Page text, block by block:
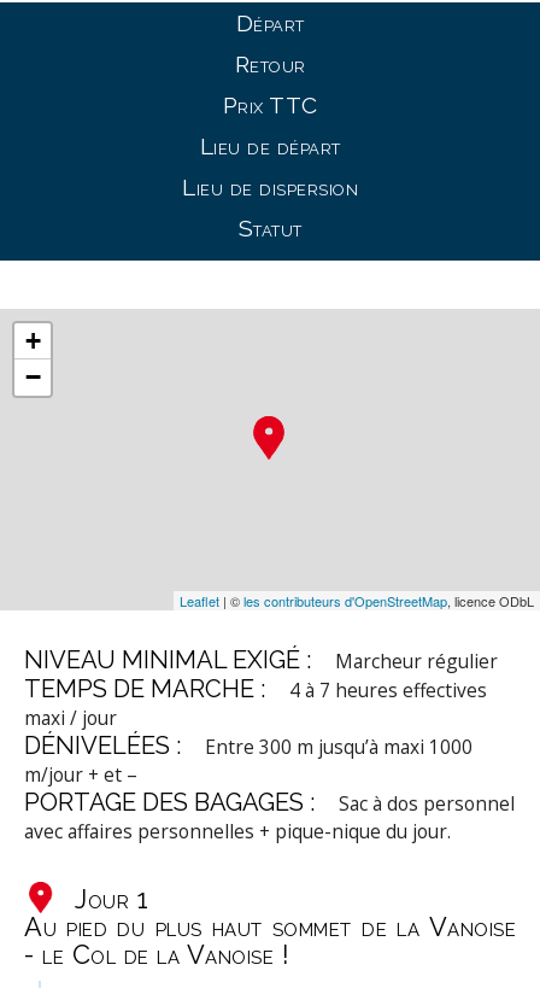
Départ
Retour
Prix TTC
Lieu de départ
Lieu de dispersion
Statut
+
−
Leaflet | ©les contributeurs d'OpenStreetMap, licence ODbL
NIVEAU MINIMAL EXIGÉ : Marcheur régulier
TEMPS DE MARCHE :
4 à 7 heures effectives
maxi / jour
DÉNIVELÉES :
Entre 300 m jusqu’à maxi 1000
m/jour + et –
PORTAGE DES BAGAGES :
Sac à dos personnel
avec affaires personnelles + pique-nique du jour.
Jour 1
Au pied du plus haut sommet de la Vanoise
- le Col de la Vanoise !